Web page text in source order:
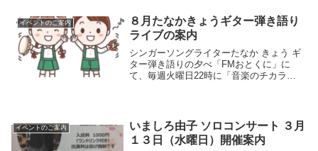
都・大阪でライブ活動を行う。 2010年か
ら尺八バ...
イベントのご案内
８月たなかきょうギター弾き語り
ライブの案内
シンガーソングライターたなか きょう ギ
ター弾き語りの夕べ「FMおとくに」に
て、毎週火曜日22時に「音楽のチカラ」
30分...
イベントのご案内
いましろ由子 ソロコンサート ３月
１３日（水曜日）開催案内